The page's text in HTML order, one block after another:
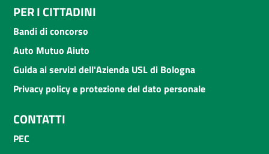
PER I CITTADINI
Bandi di concorso
Auto Mutuo Aiuto
Guida ai servizi dell'Azienda USL di Bologna
Privacy policy e protezione del dato personale
CONTATTI
PEC